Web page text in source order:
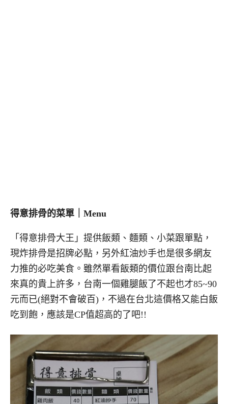
得意排骨的菜單｜Menu
「得意排骨大王」提供飯類、麵類、小菜跟單點，
現炸排骨是招牌必點，另外紅油炒手也是很多網友
力推的必吃美食。雖然單看飯類的價位跟台南比起
來真的貴上許多，台南一個雞腿飯了不起也才85~90
元而已(絕對不會破百)，不過在台北這價格又能白飯
吃到飽，應該是CP值超高的了吧!!